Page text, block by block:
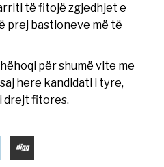
të fitojë zgjedhjet e
prej bastioneve më të
për shumë vite me
here kandidati i tyre,
drejt fitores.